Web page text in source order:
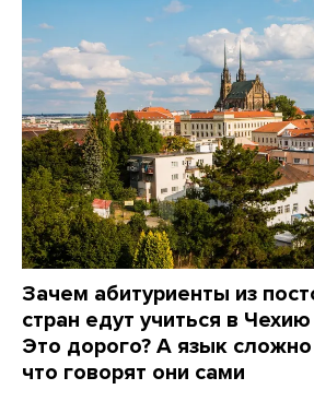
Зачем абитуриенты из
стран едут учиться в
Это дорого? А язык
что говорят они сами